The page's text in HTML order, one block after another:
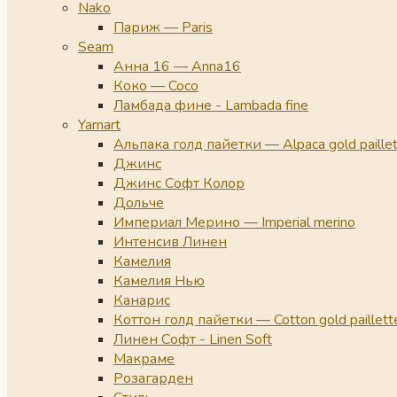
Nako
Париж — Paris
Seam
Анна 16 — Anna16
Коко — Coco
Ламбада фине - Lambada fine
Yarnart
Альпака голд пайетки — Alpaca gold
Джинс
Джинс Софт Колор
Дольче
Империал Мерино — Imperial merino
Интенсив Линен
Камелия
Камелия Нью
Канарис
Коттон голд пайетки — Cotton gold
Линен Софт - Linen Soft
Макраме
Розагарден